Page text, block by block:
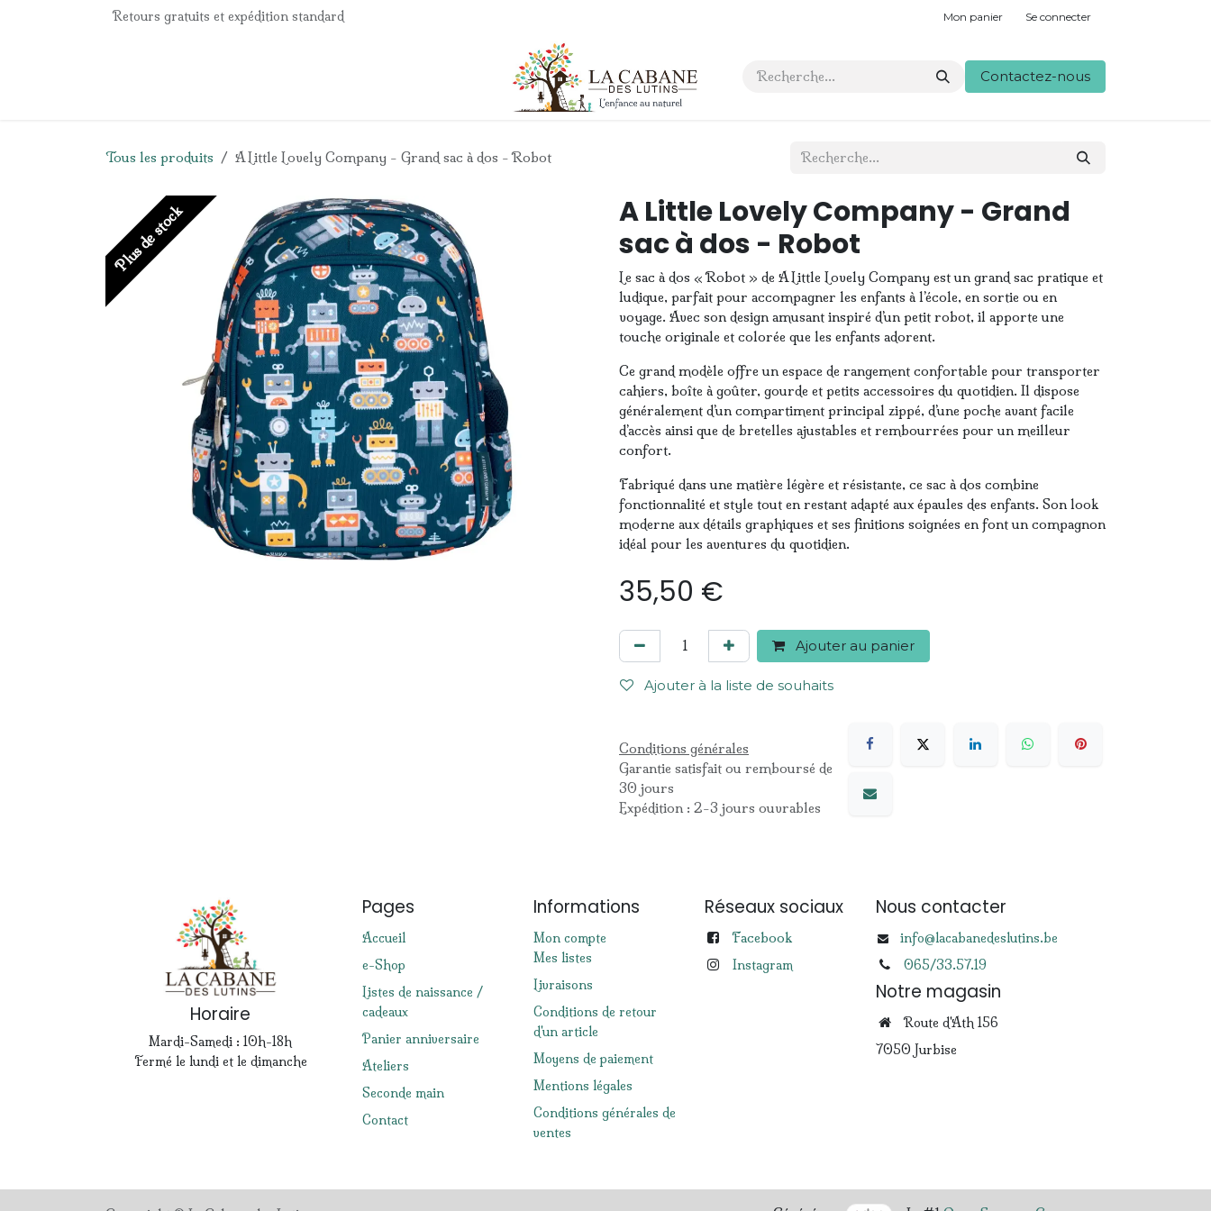
Se rendre au contenuRetours gratuits et expédition standard Mon panier Se connecter
Contact Contactez-nous
Tous les produits A Little Lovely Company - Grand sac à dos - Robot
Plus de stock
A Little Lovely Company - Grand
sac à dos - Robot
Le sac à dos « Robot » de A Little Lovely Company est un grand sac pratique et
ludique, parfait pour accompagner les enfants à l’école, en sortie ou en
voyage. Avec son design amusant inspiré d’un petit robot, il apporte une
touche originale et colorée que les enfants adorent.
Ce grand modèle offre un espace de rangement confortable pour transporter
cahiers, boîte à goûter, gourde et petits accessoires du quotidien. Il dispose
généralement d’un compartiment principal zippé, d’une poche avant facile
d’accès ainsi que de bretelles ajustables et rembourrées pour un meilleur
confort.
Fabriqué dans une matière légère et résistante, ce sac à dos combine
fonctionnalité et style tout en restant adapté aux épaules des enfants. Son look
moderne aux détails graphiques et ses finitions soignées en font un compagnon
idéal pour les aventures du quotidien.
35,50 €
Ajouter au panier
Ajouter à la liste de souhaits
Conditions générales
Garantie satisfait ou remboursé de
30 jours
Expédition : 2-3 jours ouvrables
Horaire
Mardi-Samedi : 10h-18h
Fermé le lundi et le dimanche
Pages
Accueil
e-Shop
Listes de naissance /
cadeaux
Panier anniversaire
Ateliers
Seconde main
Contact
Informations
Mon compte
Mes listes
Livraisons
Conditions de retour
d'un article
Moyens de paiement
Mentions légales
Conditions générales de
ventes
Réseaux sociaux
Facebook
Instagram
Nous contacter
info@lacabanedeslutins.be
065/33.57.19
Notre magasin
Route d'Ath 156
7050 Jurbise